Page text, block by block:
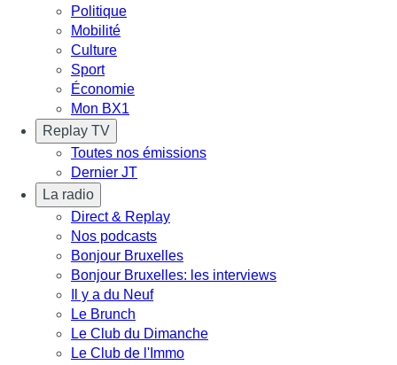
Politique
Mobilité
Culture
Sport
Économie
Mon BX1
Replay TV
Toutes nos émissions
Dernier JT
La radio
Direct & Replay
Nos podcasts
Bonjour Bruxelles
Bonjour Bruxelles: les interviews
Il y a du Neuf
Le Brunch
Le Club du Dimanche
Le Club de l'Immo